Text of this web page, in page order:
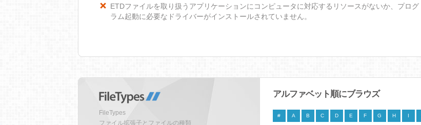
ETDファイルを取り扱うアプリケーションにコンピュータに対応するリソースがないか、プログ
ラム起動に必要なドライバーがインストールされていません。
FileTypes
ファイル拡張子とファイルの種類
アルファベット順にブラウズ
# A B C D E F G H I